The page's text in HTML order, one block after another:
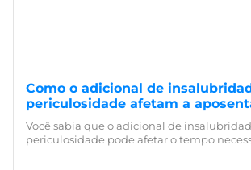
Como o adicional de
periculosidade afetam a
Você sabia que o adicional de
periculosidade pode afetar o tempo